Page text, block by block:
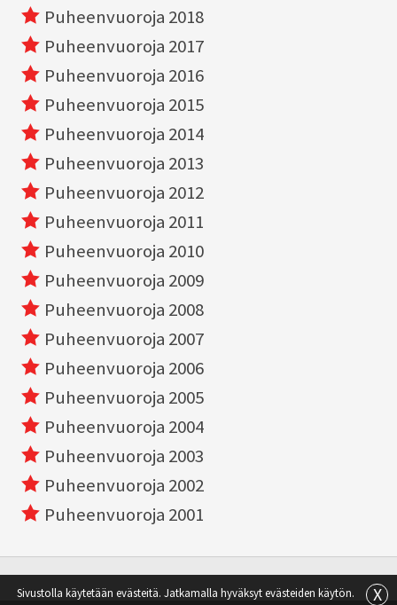
Puheenvuoroja 2018
Puheenvuoroja 2017
Puheenvuoroja 2016
Puheenvuoroja 2015
Puheenvuoroja 2014
Puheenvuoroja 2013
Puheenvuoroja 2012
Puheenvuoroja 2011
Puheenvuoroja 2010
Puheenvuoroja 2009
Puheenvuoroja 2008
Puheenvuoroja 2007
Puheenvuoroja 2006
Puheenvuoroja 2005
Puheenvuoroja 2004
Puheenvuoroja 2003
Puheenvuoroja 2002
Puheenvuoroja 2001
Sivustolla käytetään evästeitä. Jatkamalla hyväksyt evästeiden käytön.
X